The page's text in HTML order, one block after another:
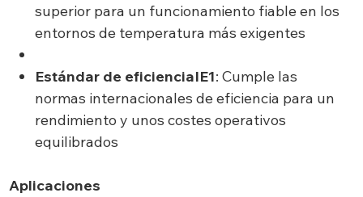
superior para un funcionamiento fiable en los
entornos de temperatura más exigentes
Estándar de eficienciaIE1: Cumple las
normas internacionales de eficiencia para un
rendimiento y unos costes operativos
equilibrados
Aplicaciones